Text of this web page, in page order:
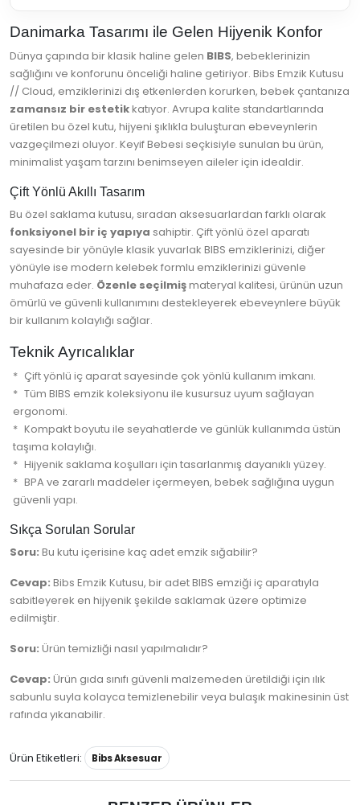
Danimarka Tasarımı ile Gelen Hijyenik Konfor
Dünya çapında bir klasik haline gelen BIBS, bebeklerinizin
sağlığını ve konforunu önceliği haline getiriyor. Bibs Emzik Kutusu
// Cloud, emziklerinizi dış etkenlerden korurken, bebek çantanıza
zamansız bir estetikkatıyor. Avrupa kalite standartlarında
üretilen bu özel kutu, hijyeni şıklıkla buluşturan ebeveynlerin
vazgeçilmezi oluyor. Keyif Bebesi seçkisiyle sunulan bu ürün,
minimalist yaşam tarzını benimseyen aileler için idealdir.
Çift Yönlü Akıllı Tasarım
Bu özel saklama kutusu, sıradan aksesuarlardan farklı olarak
fonksiyonel bir iç yapıya sahiptir. Çift yönlü özel aparatı
sayesinde bir yönüyle klasik yuvarlak BIBS emziklerinizi, diğer
yönüyle ise modern kelebek formlu emziklerinizi güvenle
muhafaza eder. Özenle seçilmişmateryal kalitesi, ürünün uzun
ömürlü ve güvenli kullanımını destekleyerek ebeveynlere büyük
bir kullanım kolaylığı sağlar.
Teknik Ayrıcalıklar
Çift yönlü iç aparat sayesinde çok yönlü kullanım imkanı.
Tüm BIBS emzik koleksiyonu ile kusursuz uyum sağlayan
ergonomi.
Kompakt boyutu ile seyahatlerde ve günlük kullanımda üstün
taşıma kolaylığı.
Hijyenik saklama koşulları için tasarlanmış dayanıklı yüzey.
BPA ve zararlı maddeler içermeyen, bebek sağlığına uygun
güvenli yapı.
Sıkça Sorulan Sorular
Soru: Bu kutu içerisine kaç adet emzik sığabilir?
Cevap: Bibs Emzik Kutusu, bir adet BIBS emziği iç aparatıyla
sabitleyerek en hijyenik şekilde saklamak üzere optimize
edilmiştir.
Soru: Ürün temizliği nasıl yapılmalıdır?
Cevap: Ürün gıda sınıfı güvenli malzemeden üretildiği için ılık
sabunlu suyla kolayca temizlenebilir veya bulaşık makinesinin üst
rafında yıkanabilir.
Ürün Etiketleri: Bibs Aksesuar